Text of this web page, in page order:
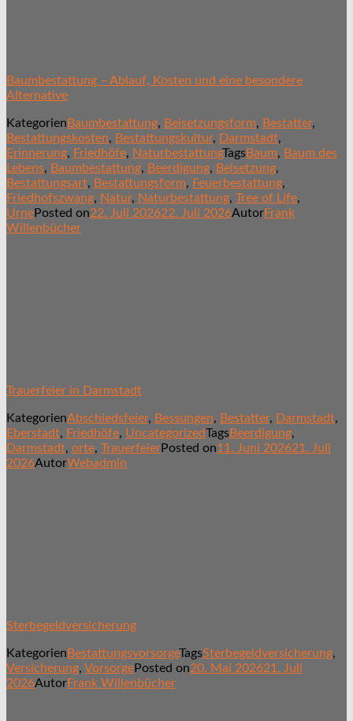
Baumbestattung – Ablauf, Kosten und eine besondere
Alternative
Kategorien Baumbestattung, Beisetzungsform, Bestatter,
Bestattungskosten, Bestattungskultur, Darmstadt,
Erinnerung, Friedhöfe, NaturbestattungTagsBaum, Baum des
Lebens, Baumbestattung, Beerdigung, Beisetzung,
Bestattungsart, Bestattungsform, Feuerbestattung,
Friedhofszwang, Natur, Naturbestattung, Tree of Life,
UrnePosted on22. Juli 202622. Juli 2026AutorFrank
Willenbücher
Trauerfeier in Darmstadt
KategorienAbschiedsfeier, Bessungen, Bestatter, Darmstadt,
Eberstadt, Friedhöfe, UncategorizedTagsBeerdigung,
Darmstadt, orte, TrauerfeierPosted on11. Juni 202621. Juli
2026AutorWebadmin
Sterbegeldversicherung
Kategorien BestattungsvorsorgeTagsSterbegeldversicherung,
Versicherung, VorsorgePosted on20. Mai 202621. Juli
2026AutorFrank Willenbücher